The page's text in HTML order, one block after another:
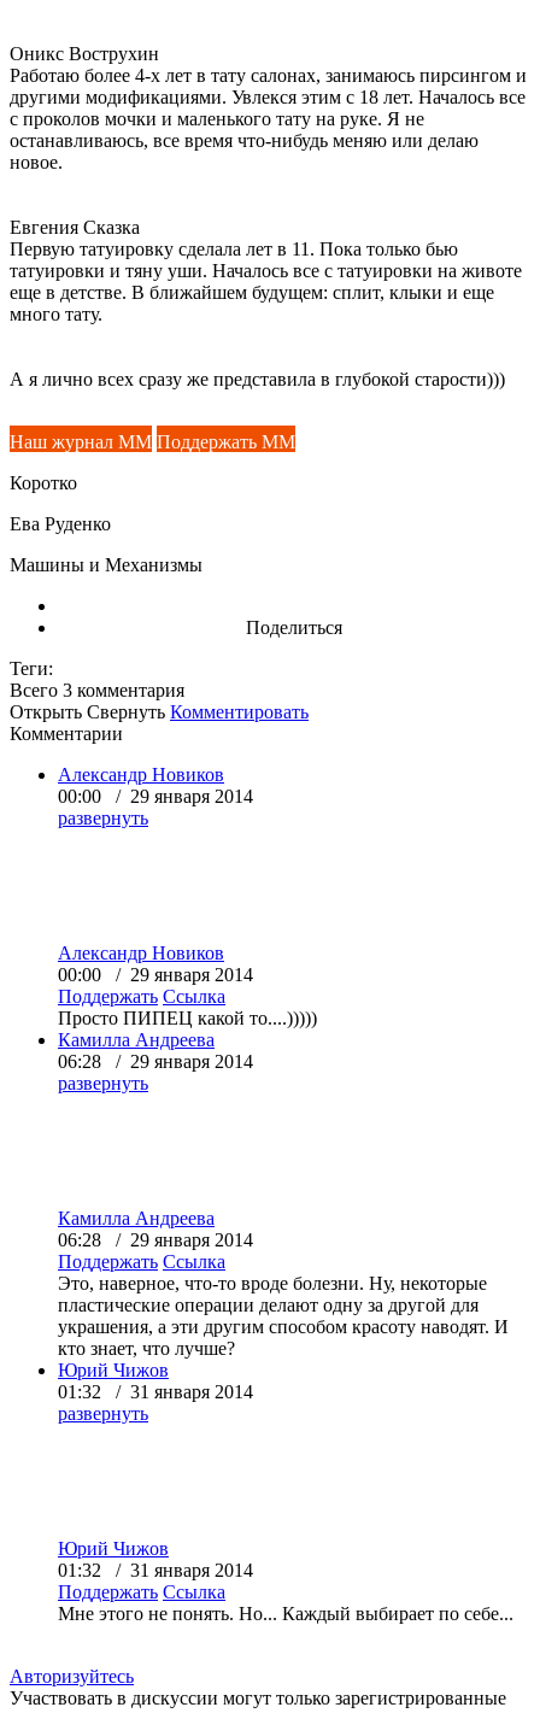
Оникс Вострухин
Работаю более 4-х лет в тату салонах, занимаюсь пирсингом и
другими модификациями. Увлекся этим с 18 лет. Началось все
с проколов мочки и маленького тату на руке. Я не
останавливаюсь, все время что-нибудь меняю или делаю
новое.
Евгения Сказка
Первую татуировку сделала лет в 11. Пока только бью
татуировки и тяну уши. Началось все с татуировки на животе
еще в детстве. В ближайшем будущем: сплит, клыки и еще
много тату.
А я лично всех сразу же представила в глубокой старости)))
Наш журнал ММ Поддержать ММ
Коротко
Ева Руденко
Машины и Механизмы
Поделиться
Теги:
Всего 3 комментария
Открыть Свернуть Комментировать
Комментарии
Александр Новиков
00:00 / 29 января 2014
развернуть
Александр Новиков
00:00 / 29 января 2014
Поддержать Ссылка
Просто ПИПЕЦ какой то....)))))
Камилла Андреева
06:28 / 29 января 2014
развернуть
Камилла Андреева
06:28 / 29 января 2014
Поддержать Ссылка
Это, наверное, что-то вроде болезни. Ну, некоторые
пластические операции делают одну за другой для
украшения, а эти другим способом красоту наводят. И
кто знает, что лучше?
Юрий Чижов
01:32 / 31 января 2014
развернуть
Юрий Чижов
01:32 / 31 января 2014
Поддержать Ссылка
Мне этого не понять. Но... Каждый выбирает по себе...
Авторизуйтесь
Участвовать в дискуссии могут только зарегистрированные